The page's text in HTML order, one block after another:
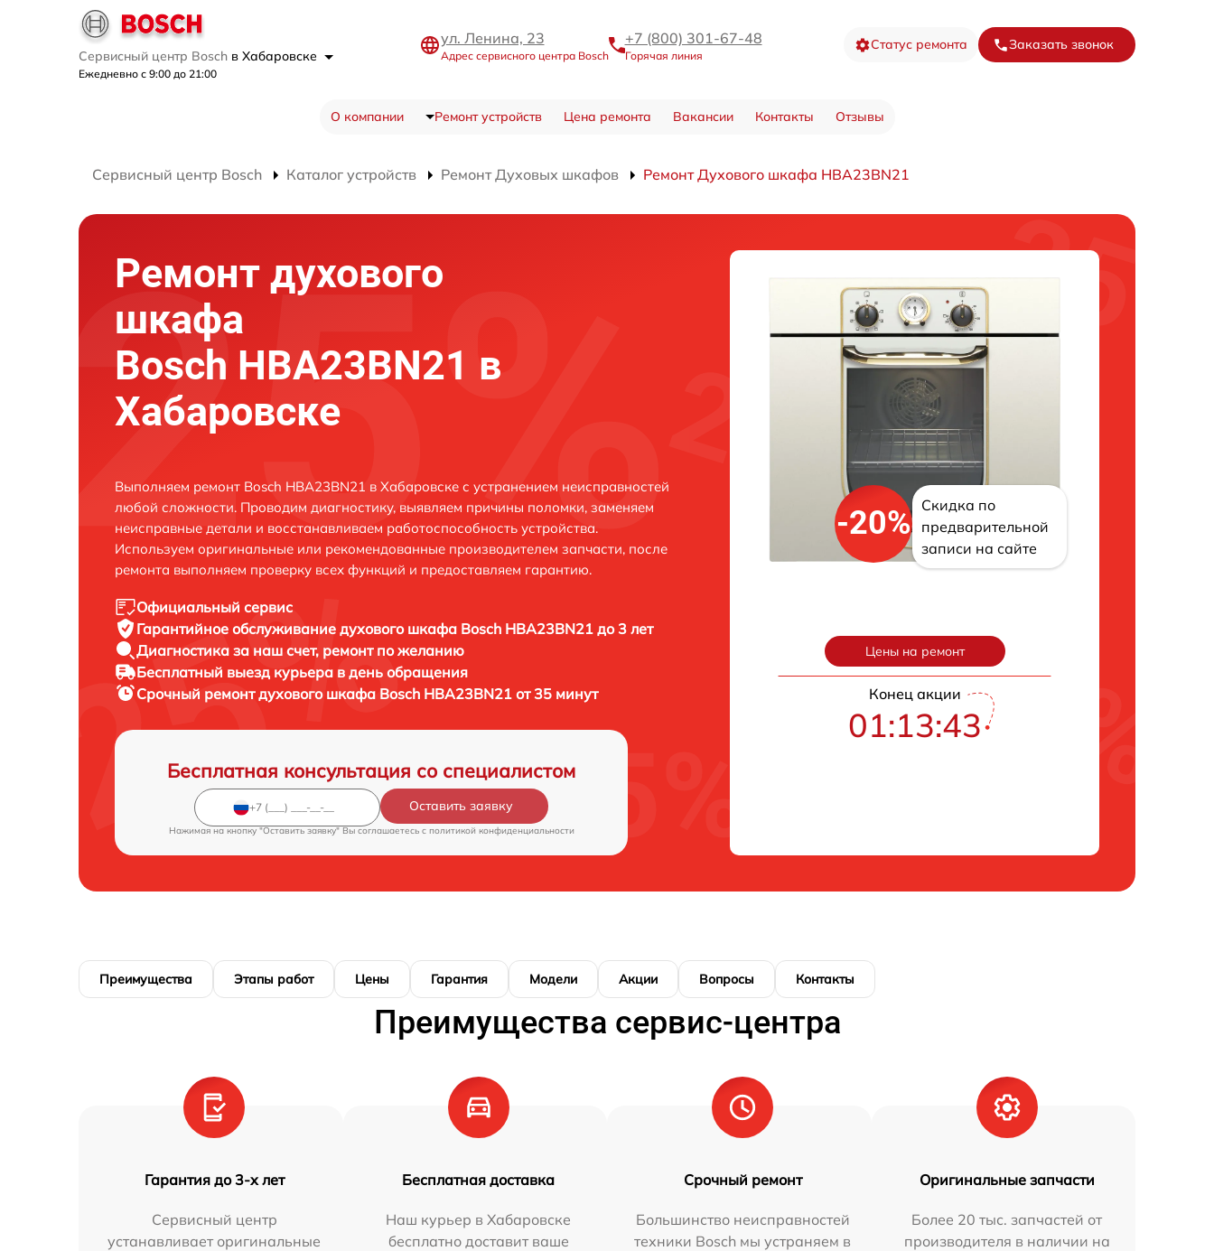
Сервисный центр Bosch в Хабаровске
Ежедневно с 9:00 до 21:00
ул. Ленина, 23
Адрес сервисного центра Bosch
+7 (800) 301-67-48
Горячая линия
Статус ремонта Заказать звонок
О компании Ремонт устройств Цена ремонта Вакансии Контакты Отзывы
Сервисный центр Bosch Каталог устройств Ремонт Духовых шкафов Ремонт Духового шкафа HBA23BN21
Ремонт духового
шкафа
Bosch HBA23BN21 в
Хабаровске
Выполняем ремонт Bosch HBA23BN21 в Хабаровске с устранением неисправностей
любой сложности. Проводим диагностику, выявляем причины поломки, заменяем
неисправные детали и восстанавливаем работоспособность устройства.
Используем оригинальные или рекомендованные производителем запчасти, после
ремонта выполняем проверку всех функций и предоставляем гарантию.
Официальный сервис
Гарантийное обслуживание духового шкафа Bosch HBA23BN21 до 3 лет
Диагностика за наш счет, ремонт по желанию
Бесплатный выезд курьера в день обращения
Срочный ремонтдухового шкафа Bosch HBA23BN21 от 35 минут
Бесплатная консультация со специалистом
Оставить заявку
Нажимая на кнопку "Оставить заявку" Вы соглашаетесь c политикой конфиденциальности
-20%
Скидка по
предварительной
записи на сайте
Цены на ремонт
Конец акции
01:13:42
Преимущества Этапы работ Цены Гарантия Модели Акции Вопросы Контакты
Преимущества сервис-центра
Гарантия до 3-х лет
Сервисный центр
устанавливает оригинальные
Бесплатная доставка
Наш курьер в Хабаровске
бесплатно доставит ваше
Срочный ремонт
Большинство неисправностей
техники Bosch мы устраняем в
Оригинальные запчасти
Более 20 тыс. запчастей от
производителя в наличии на